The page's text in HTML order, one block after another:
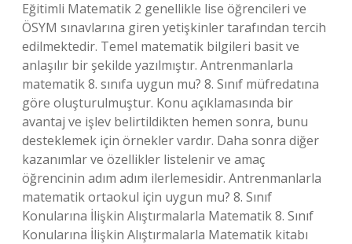
Eğitimli Matematik 2 genellikle lise öğrencileri ve
ÖSYM sınavlarına giren yetişkinler tarafından tercih
edilmektedir. Temel matematik bilgileri basit ve
anlaşılır bir şekilde yazılmıştır. Antrenmanlarla
matematik 8. sınıfa uygun mu? 8. Sınıf müfredatına
göre oluşturulmuştur. Konu açıklamasında bir
avantaj ve işlev belirtildikten hemen sonra, bunu
desteklemek için örnekler vardır. Daha sonra diğer
kazanımlar ve özellikler listelenir ve amaç
öğrencinin adım adım ilerlemesidir. Antrenmanlarla
matematik ortaokul için uygun mu? 8. Sınıf
Konularına İlişkin Alıştırmalarla Matematik 8. Sınıf
Konularına İlişkin Alıştırmalarla Matematik kitabı